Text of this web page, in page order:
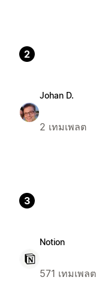
2
Johan D.
2 เทมเพลต
3
Notion
571 เทมเพลต